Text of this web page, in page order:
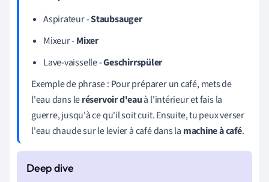
Aspirateur -Staubsauger
Mixeur -Mixer
Lave-vaisselle -Geschirrspüler
Exemple de phrase : Pour préparer un café, mets de
l'eau dans leréservoir d'eauà l'intérieur et fais la
guerre, jusqu'à ce qu'il soit cuit. Ensuite, tu peux verser
l'eau chaude sur le levier à café dans la machine à café.